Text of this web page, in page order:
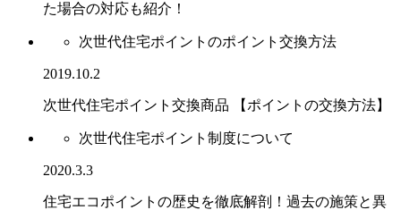
た場合の対応も紹介！
次世代住宅ポイントのポイント交換方法
2019.10.2
次世代住宅ポイント交換商品 【ポイントの交換方法】
次世代住宅ポイント制度について
2020.3.3
住宅エコポイントの歴史を徹底解剖！過去の施策と異